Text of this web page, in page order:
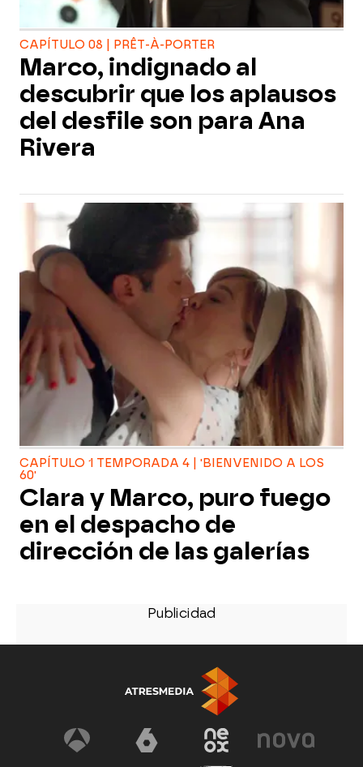
CAPÍTULO 08 | PRÊT-À-PORTER
Marco, indignado al
descubrir que los aplausos
del desfile son para Ana
Rivera
CAPÍTULO 1 TEMPORADA 4 | 'BIENVENIDO A LOS
60'
Clara y Marco, puro fuego
en el despacho de
dirección de las galerías